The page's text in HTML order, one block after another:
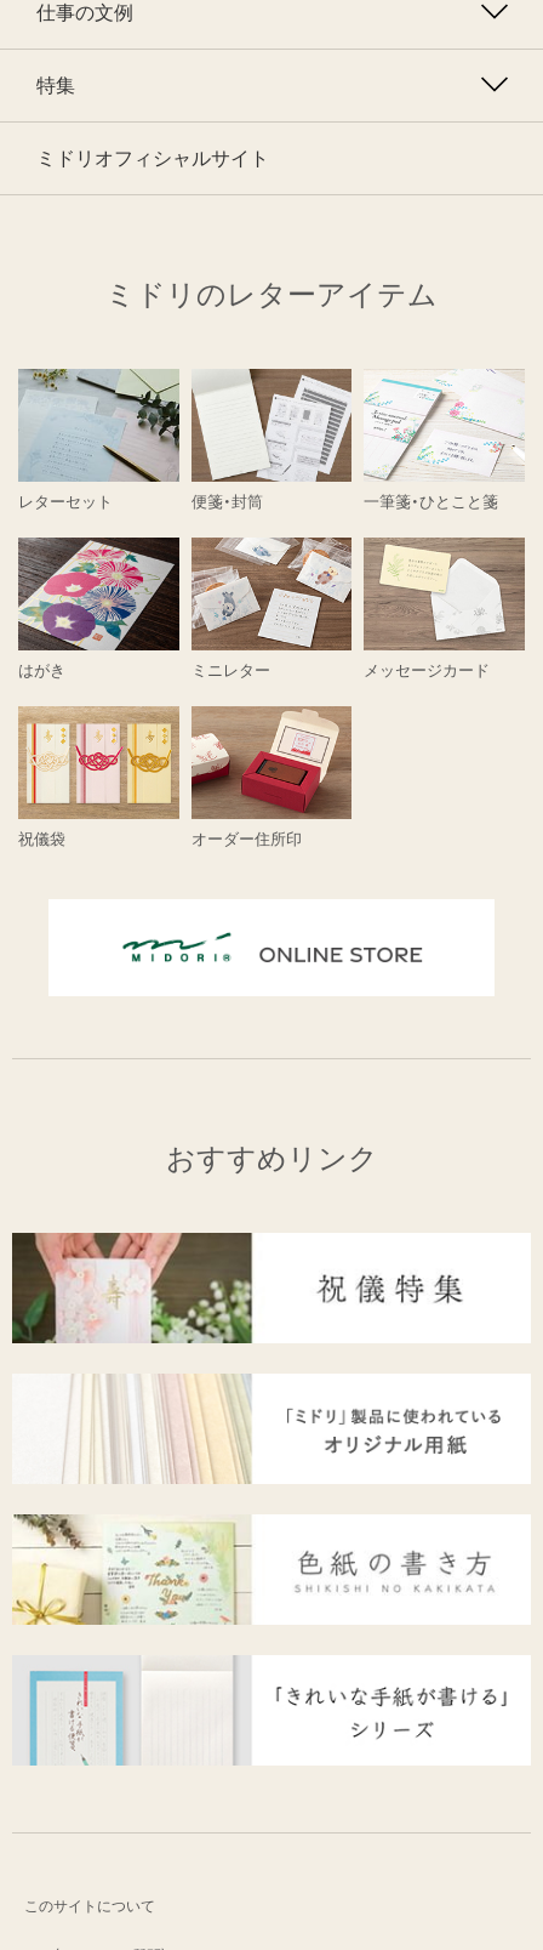
仕事の文例
特集
ミドリオフィシャルサイト
ミドリのレターアイテム
レターセット 便箋・封筒 一筆箋・ひとこと箋
はがき ミニレター メッセージカード
祝儀袋 オーダー住所印
おすすめリンク
このサイトについて